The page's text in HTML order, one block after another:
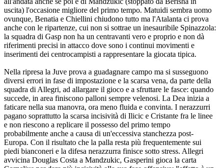
uscita) l'occasione migliore del primo tempo. Matuidi sembra uomo
ovunque, Benatia e Chiellini chiudono tutto ma l'Atalanta ci prova
anche con le ripartenze, cui non si sottrae un inesauribile Spinazzola:
la squadra di Gasp non ha un centravanti vero e proprio e non dà
riferimenti precisi in attacco dove sono i continui movimenti e
inserimenti dei centrocampisti a rappresentare la giocata tipica.
Nella ripresa la Juve prova a guadagnare campo ma si susseguono
diversi errori in fase di impostazione e la scarsa vena, da parte della
squadra di Allegri, ad allargare il gioco e a sfruttare le fasce: quando
succede, in area finiscono palloni sempre velenosi. La Dea inizia a
faticare nella sua manovra, ora meno fluida e convinta. I nerazzurri
pagano soprattutto la scarsa incisività di Ilicic e Cristante fra le linee
e non riescono a replicare il possesso del primo tempo
probabilmente anche a causa di un'eccessiva stanchezza post-
Europa. Con il risultato che la palla resta più frequentemente sui
piedi bianconeri e la difesa nerazzurra finisce sotto stress. Allegri
avvicina Douglas Costa a Mandzukic, Gasperini gioca la carta